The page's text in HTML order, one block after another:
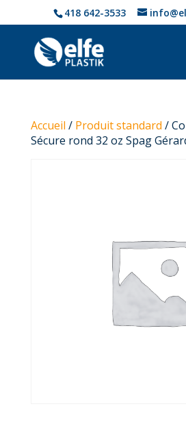
418 642-3533
Accueil / Produit standard /
Sécure rond 32 oz Spag